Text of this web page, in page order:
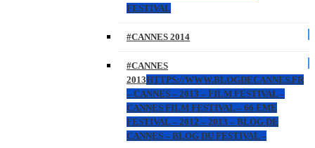
FESTIVAL
#CANNES 2014
#CANNES
2013HTTPS://WWW.BLOGDECANNES.FR
– CANNES – 2013 – FILM FESTIVAL –
CANNES FILM FESTIVAL – 66 EME
FESTIVAL – 2012 – 2013 – BLOG DE
CANNES – BLOG DU FESTIVAL –